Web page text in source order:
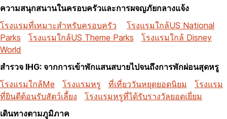
ความสนุกสนานในครอบครัวและการผจญภัยกลางแจ้ง
โรงแรมที่เหมาะสำหรับครอบครัว
โรงแรมใกล้US National
Parks
โรงแรมใกล้US Theme Parks
โรงแรมใกล้ Disney
World
สำรวจ IHG: จากการเข้าพักแสนสบายไปจนถึงการพักผ่อนสุดหรู
โรงแรมใกล้Me
โรงแรมหรู ที่เที่ยววันหยุดยอดนิยม
โรงแรม
ที่ยินดีต้อนรับสัตว์เลี้ยง
โรงแรมหรูที่ได้รับรางวัลยอดเยี่ยม
เดินทางตามภูมิภาค